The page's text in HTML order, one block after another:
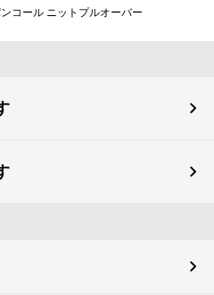
コール ニットプルオーバー